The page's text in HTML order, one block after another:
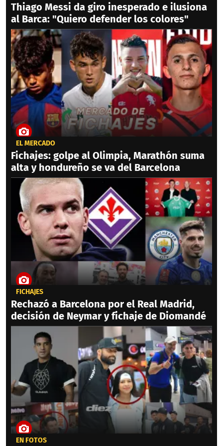
Thiago Messi da giro inesperado e ilusiona
al Barca: "Quiero defender los colores"
EL MERCADO
Fichajes: golpe al Olimpia, Marathón suma
alta y hondureño se va del Barcelona
FICHAJES
Rechazó a Barcelona por el Real Madrid,
decisión de Neymar y fichaje de Diomandé
EN FOTOS